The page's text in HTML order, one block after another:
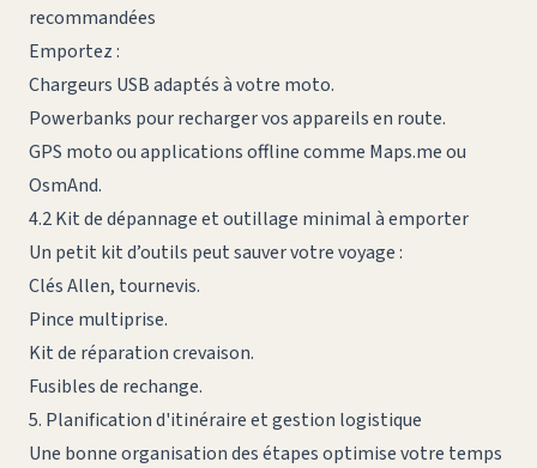
recommandées
Emportez :
Chargeurs USB adaptés à votre moto.
Powerbanks pour recharger vos appareils en route.
GPS moto ou applications offline comme Maps.me ou
OsmAnd.
4.2 Kit de dépannage et outillage minimal à emporter
Un petit kit d’outils peut sauver votre voyage :
Clés Allen, tournevis.
Pince multiprise.
Kit de réparation crevaison.
Fusibles de rechange.
5. Planification d'itinéraire et gestion logistique
Une bonne organisation des étapes optimise votre temps